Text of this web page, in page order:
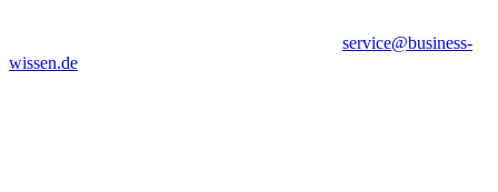
service@business-
wissen.de